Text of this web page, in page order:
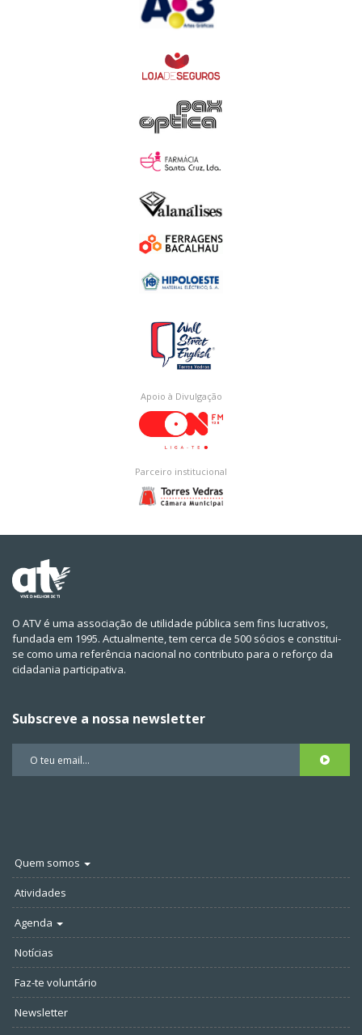
Apoio à Divulgação
Parceiro institucional
O ATV é uma associação de utilidade pública sem fins lucrativos,
fundada em 1995. Actualmente, tem cerca de 500 sócios e constitui-
se como uma referência nacional no contributo para o reforço da
cidadania participativa.
Subscreve a nossa newsletter
Quem somos
Atividades
Agenda
Notícias
Faz-te voluntário
Newsletter